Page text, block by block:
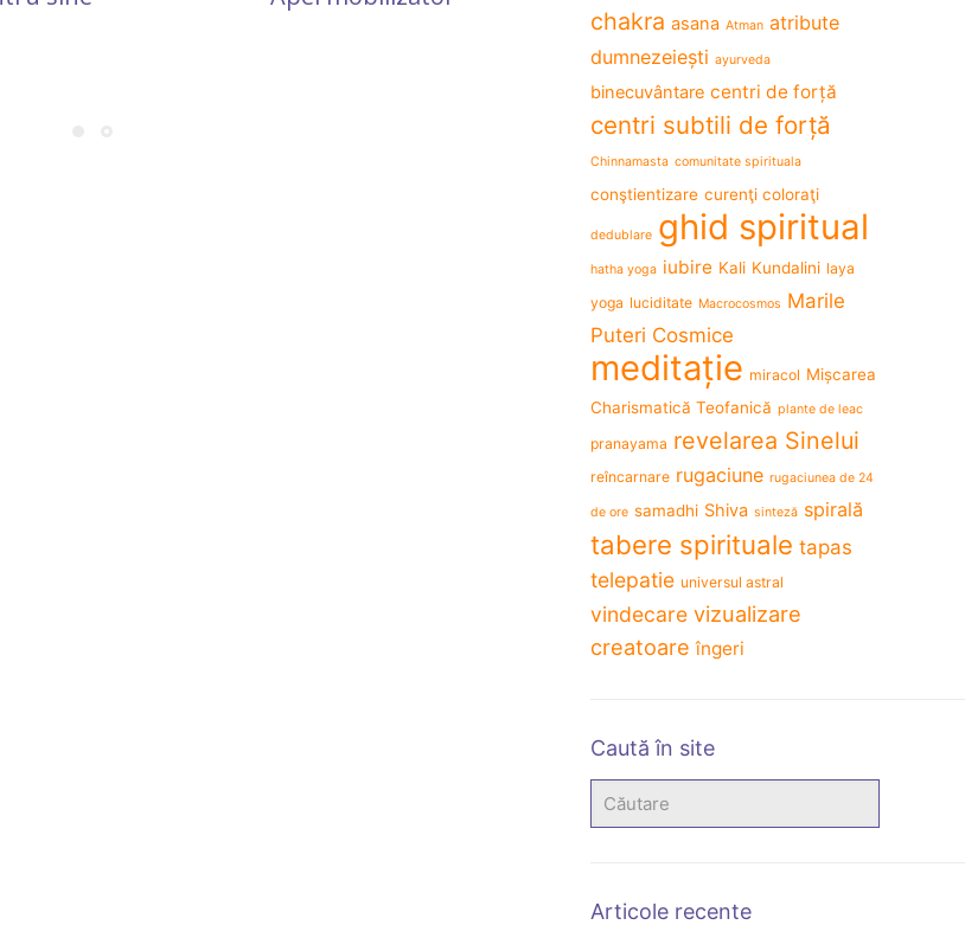
9 July 2018
Datorită practicii yoga
pot să cânt din nou la
chakra asana Atman atribute
dumnezeiești ayurveda
binecuvântare centri de forță
centri subtili de forță
Chinnamasta comunitate spirituala
conştientizare curenţi coloraţi
dedublare ghid spiritual
hatha yoga iubire Kali Kundalini laya
yoga luciditate Macrocosmos Marile
Puteri Cosmice
meditație miracol Mișcarea
Charismatică Teofanică plante de leac
pranayama revelarea Sinelui
reîncarnare rugaciune rugaciunea de 24
de ore samadhi Shiva sinteză spirală
tabere spirituale tapas
telepatie universul astral
vindecare vizualizare
creatoare îngeri
Caută în site
Articole recente